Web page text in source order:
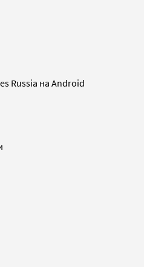
Russia на Android